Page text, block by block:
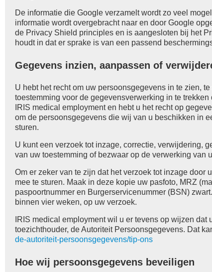
De informatie die Google verzamelt wordt zo veel
informatie wordt overgebracht naar en door Google
de Privacy Shield principles en is aangesloten bij het
houdt in dat er sprake is van een passend
Gegevens inzien, aanpassen of
U hebt het recht om uw persoonsgegevens in te zien,
toestemming voor de gegevensverwerking in te
IRIS medical employment en hebt u het recht op
om de persoonsgegevens die wij van u beschikken in
sturen.
U kunt een verzoek tot inzage, correctie, verwijdering,
van uw toestemming of bezwaar op de verwerking van
Om er zeker van te zijn dat het verzoek tot inzage
mee te sturen. Maak in deze kopie uw pasfoto, MRZ
paspoortnummer en Burgerservicenummer (BSN)
binnen vier weken, op uw verzoek.
IRIS medical employment wil u er tevens op wijzen
toezichthouder, de Autoriteit Persoonsgegevens. Dat
de-autoriteit-persoonsgegevens/tip-ons
Hoe wij persoonsgegevens beveiligen